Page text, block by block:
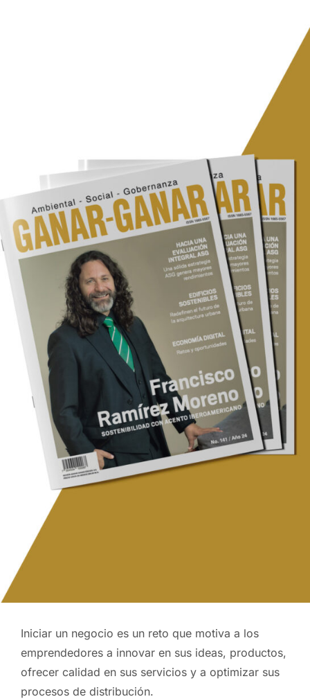
Iniciar un negocio es un reto que motiva a los
emprendedores a innovar en sus ideas, productos,
ofrecer calidad en sus servicios y a optimizar sus
procesos de distribución.